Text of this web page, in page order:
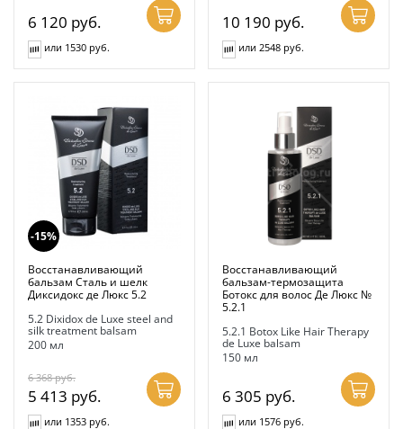
6 120 руб.
или 1530 руб.
10 190 руб.
или 2548 руб.
-15%
Восстанавливающий
бальзам Сталь и шелк
Диксидокс де Люкс 5.2
5.2 Dixidox de Luxe steel and
silk treatment balsam
200 мл
6 368руб.
5 413 руб.
или 1353 руб.
Восстанавливающий
бальзам-термозащита
Ботокс для волос Де Люкс №
5.2.1
5.2.1 Botox Like Hair Therapy
de Luxe balsam
150 мл
6 305 руб.
или 1576 руб.